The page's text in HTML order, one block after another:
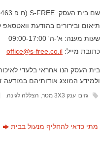
שם בית העסק: S-FREE (ח.פ 514580463)
תיאום ובירורים בהודעת וואטסאפ למספר:
שעות מענה: א'-ה' 09:00-17:00
כתובת מייל: office@s-free.co.il​
בית העסק הנו אחראי בלעדי
ולמידע המוצג אודותיהם במודעה
גזיבו ענק 3X3 מטר , הצללה לגינה
מתי כדאי להחליף מנעול בבית